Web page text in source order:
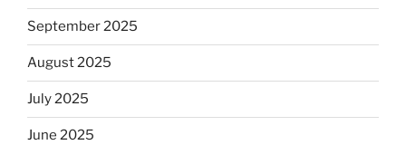
September 2025
August 2025
July 2025
June 2025